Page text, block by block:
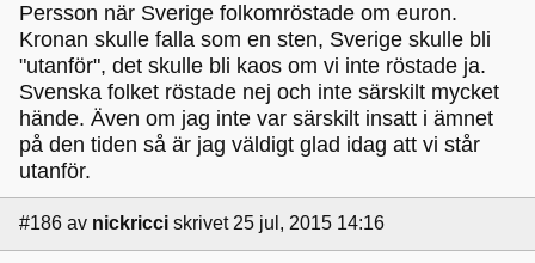
Persson när Sverige folkomröstade om euron.
Kronan skulle falla som en sten, Sverige skulle bli
"utanför", det skulle bli kaos om vi inte röstade ja.
Svenska folket röstade nej och inte särskilt mycket
hände. Även om jag inte var särskilt insatt i ämnet
på den tiden så är jag väldigt glad idag att vi står
utanför.
#186 av nickricci skrivet 25 jul, 2015 14:16